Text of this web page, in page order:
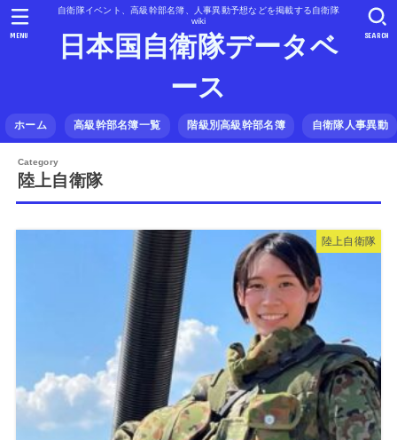
自衛隊イベント、高級幹部名簿、人事異動予想などを掲載する自衛隊
wiki
日本国自衛隊データベ
ース
ホーム 高級幹部名簿一覧 階級別高級幹部名簿 自衛隊人事異動
SEARCH
MENU
陸上自衛隊
陸上自衛隊